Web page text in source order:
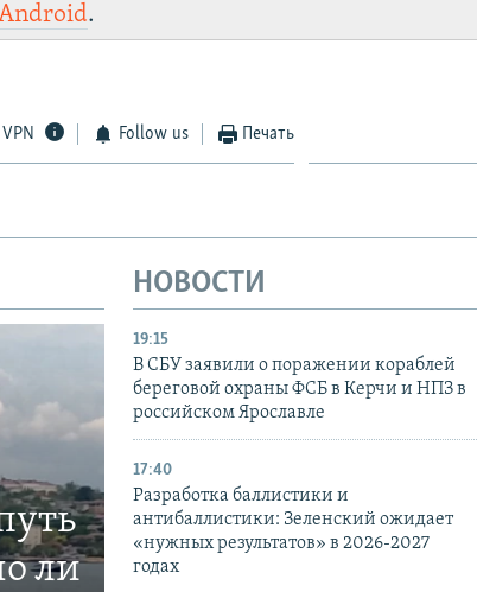
.
Follow us Печать
ли
НОВОСТИ
19:15
В СБУ заявили о поражении кораблей
береговой охраны ФСБ в Керчи и НПЗ в
российском Ярославле
17:40
Разработка баллистики и
антибаллистики: Зеленский ожидает
«нужных результатов» в 2026-2027
годах